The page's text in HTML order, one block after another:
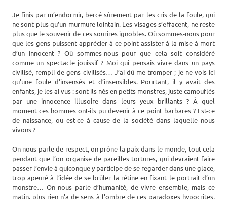
Je finis par m’endormir, bercé sûrement par les cris de la foule, qui
ne sont plus qu’un murmure lointain. Les visages s’effacent, ne reste
plus que le souvenir de ces sourires ignobles. Où sommes-nous pour
que les gens puissent apprécier à ce point assister à la mise à mort
d’un innocent ? Où sommes-nous pour que cela soit considéré
comme un spectacle jouissif ? Moi qui pensais vivre dans un pays
civilisé, rempli de gens civilisés… J’ai dû me tromper ; je ne vois ici
qu’une foule d’insensés et d’insensibles. Pourtant, il y avait des
enfants, je les ai vus : sont-ils nés en petits monstres, juste camouflés
par une innocence illusoire dans leurs yeux brillants ? À quel
moment ces hommes ont-ils pu devenir à ce point barbares ? Est-ce
de naissance, ou est-ce à cause de la société dans laquelle nous
vivons ?
On nous parle de respect, on prône la paix dans le monde, tout cela
pendant que l’on organise de pareilles tortures, qui devraient faire
passer l’envie à quiconque y participe de se regarder dans une glace,
trop apeuré à l’idée de se brûler la rétine en fixant le portrait d’un
monstre… On nous parle d’humanité, de vivre ensemble, mais ce
matin, plus rien n’a de sens à l’ombre de ces paradoxes hypocrites,